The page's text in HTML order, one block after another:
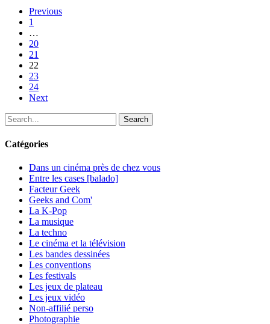
Previous
1
…
20
21
22
23
24
Next
Search
Catégories
Dans un cinéma près de chez vous
Entre les cases [balado]
Facteur Geek
Geeks and Com'
La K-Pop
La musique
La techno
Le cinéma et la télévision
Les bandes dessinées
Les conventions
Les festivals
Les jeux de plateau
Les jeux vidéo
Non-affilié perso
Photographie